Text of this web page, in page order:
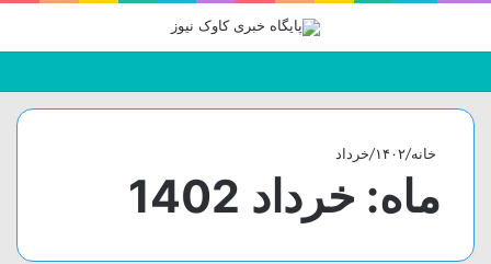
خانه/۱۴۰۲/خرداد
ماه: خرداد 1402